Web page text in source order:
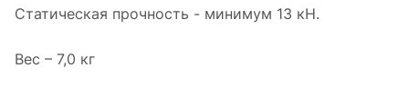
Статическая прочность - минимум 13 кН.
Вес – 7,0 кг